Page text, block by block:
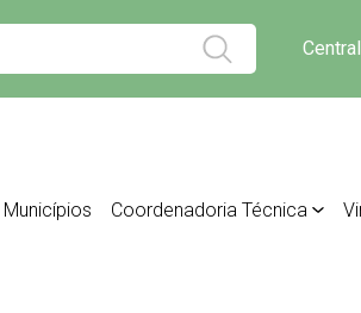
Municípios Coordenadoria Técnica